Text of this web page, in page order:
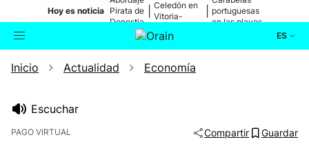
Hoy es noticia Pirata de
Donostia
Celedón en
Vitoria-
portuguesas
en las playas
ES
Buscador Actualidad
Inicio Actualidad Economía
Escuchar
PAGO VIRTUAL Compartir Guardar